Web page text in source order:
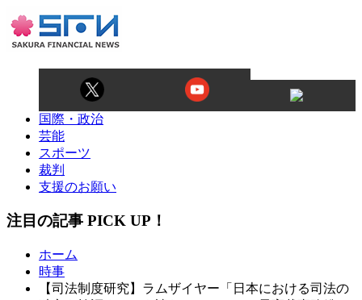
国際・政治
芸能
スポーツ
裁判
支援のお願い
注目の記事 PICK UP！
ホーム
時事
【司法制度研究】ラムザイヤー「日本における司法の